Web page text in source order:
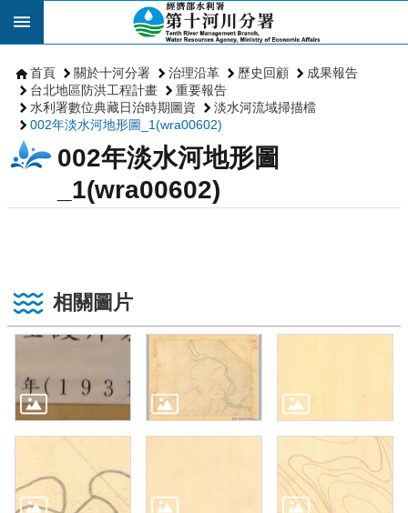
跳到主要內容區塊
首頁 關於十河分署 治理沿革 歷史回顧
成果報告
台北地區防洪工程計畫
重要報告
水利署數位典藏日治時期圖資
淡水河流域掃描檔
002年淡水河地形圖_1(wra00602)
002年淡水河地形圖
_1(wra00602)
相關圖片